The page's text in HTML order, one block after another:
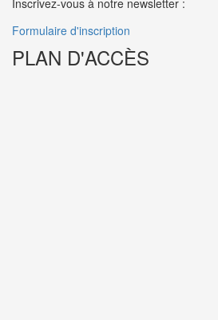
Formulaire d'inscription
PLAN D'ACCÈS